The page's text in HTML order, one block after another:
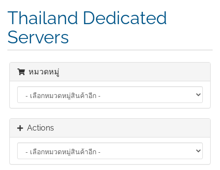
Thailand Dedicated
Servers
หมวดหมู่
Actions